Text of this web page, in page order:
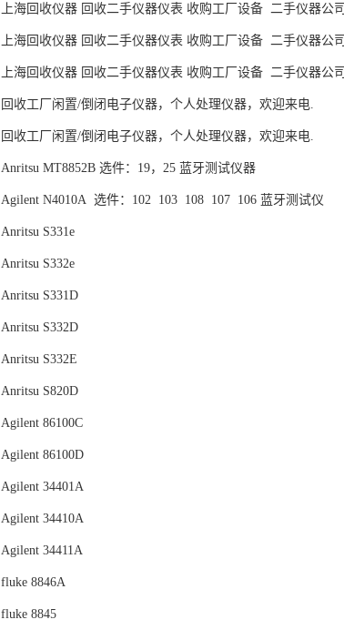
上海回收仪器 回收二手仪器仪表 收购工厂设备 二手仪器公司
上海回收仪器 回收二手仪器仪表 收购工厂设备 二手仪器公司
上海回收仪器 回收二手仪器仪表 收购工厂设备 二手仪器公司
回收工厂闲置/倒闭电子仪器，个人处理仪器，欢迎来电.
回收工厂闲置/倒闭电子仪器，个人处理仪器，欢迎来电.
Anritsu MT8852B 选件：19，25 蓝牙测试仪器
Agilent N4010A 选件：102 103 108 107 106 蓝牙测试仪
Anritsu S331e
Anritsu S332e
Anritsu S331D
Anritsu S332D
Anritsu S332E
Anritsu S820D
Agilent 86100C
Agilent 86100D
Agilent 34401A
Agilent 34410A
Agilent 34411A
fluke 8846A
fluke 8845